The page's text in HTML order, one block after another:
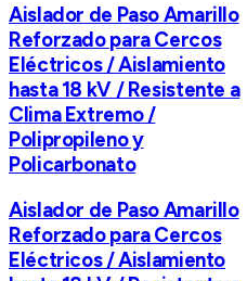
Aislador de Paso Amarillo
Reforzado para Cercos
Eléctricos / Aislamiento
hasta 18 kV / Resistente a
Clima Extremo /
Polipropileno y
Policarbonato
Aislador de Paso Amarillo
Reforzado para Cercos
Eléctricos / Aislamiento